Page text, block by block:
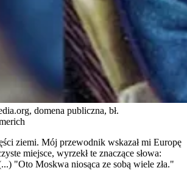
domena publiczna, bł.
ziemi. Mój przewodnik wskazał mi Europę
miejsce, wyrzekł te znaczące słowa:
"Oto Moskwa niosąca ze sobą wiele zła."